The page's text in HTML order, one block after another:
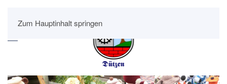
Zum Hauptinhalt springen